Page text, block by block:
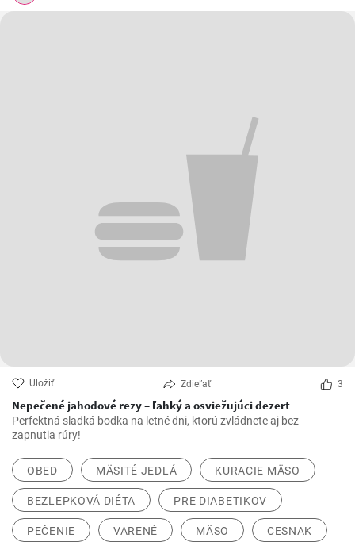
Uložiť Zdieľať 3
Nepečené jahodové rezy – ľahký a osviežujúci dezert
Perfektná sladká bodka na letné dni, ktorú zvládnete aj bez
zapnutia rúry!
OBED MÄSITÉ JEDLÁ KURACIE MÄSO
BEZLEPKOVÁ DIÉTA PRE DIABETIKOV
PEČENIE VARENÉ MÄSO CESNAK